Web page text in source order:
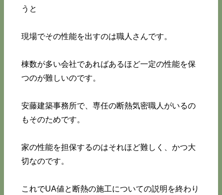
うと
現場でその性能を出すのは職人さんです。
棟数が多い会社であればあるほど一定の性能を保
つのが難しいのです。
安藤建築事務所で、専任の断熱気密職人がいるの
もそのためです。
家の性能を担保するのはそれほど難しく、かつ大
切なのです。
これでUA値と断熱の施工についての説明を終わり